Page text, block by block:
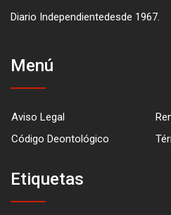
Diario Independientedesde 1967.
Menú
Aviso Legal
Código Deontológico
Etiquetas